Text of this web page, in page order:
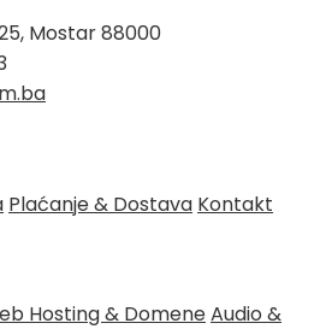
Mostar 88000
Plaćanje & Dostava Kontakt
Hosting & DomeneAudio &